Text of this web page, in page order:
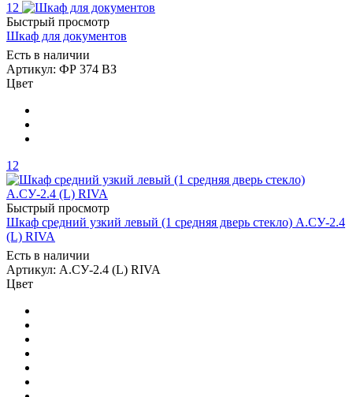
12
Быстрый просмотр
Шкаф для документов
Есть в наличии
Артикул: ФР 374 ВЗ
Цвет
12
Быстрый просмотр
Шкаф средний узкий левый (1 средняя дверь стекло) А.СУ-2.4
(L) RIVA
Есть в наличии
Артикул: А.СУ-2.4 (L) RIVA
Цвет